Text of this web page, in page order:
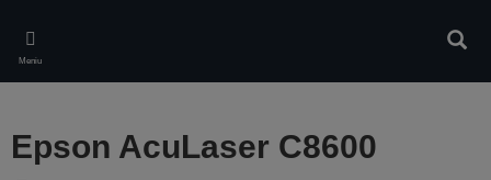
main
content
Meniu
Epson AcuLaser C8600